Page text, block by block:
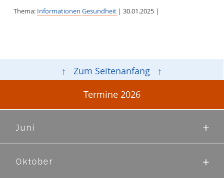
Thema: Informationen Gesundheit| 30.01.2025 |
↑ Zum Seitenanfang ↑
Termine 2026
Juni
Oktober